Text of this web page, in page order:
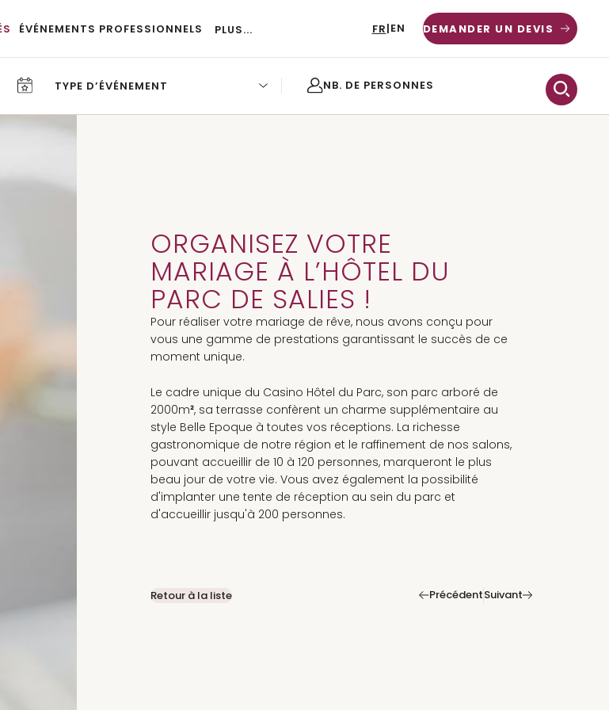
ÉVÉNEMENTS PROFESSIONNELS PLUS...
CARRIÈRES
FR|EN DEMANDER UN DEVIS
TYPE D’ÉVÉNEMENT
ORGANISEZ VOTRE
MARIAGE À L’HÔTEL DU
PARC DE SALIES !
Pour réaliser votre mariage de rêve, nous avons conçu pour
vous une gamme de prestations garantissant le succès de ce
moment unique.
Le cadre unique du Casino Hôtel du Parc, son parc arboré de
2000m², sa terrasse confèrent un charme supplémentaire au
style Belle Epoque à toutes vos réceptions. La richesse
gastronomique de notre région et le raffinement de nos salons,
pouvant accueillir de 10 à 120 personnes, marqueront le plus
beau jour de votre vie. Vous avez également la possibilité
d'implanter une tente de réception au sein du parc et
d'accueillir jusqu'à 200 personnes.
Retour à la liste Précédent|Suivant